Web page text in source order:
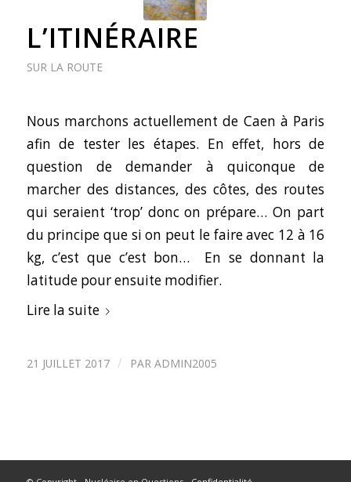
L’ITINÉRAIRE
SUR LA ROUTE
Nous marchons actuellement de Caen à Paris
afin de tester les étapes. En effet, hors de
question de demander à quiconque de
marcher des distances, des côtes, des routes
qui seraient ‘trop’ donc on prépare… On part
du principe que si on peut le faire avec 12 à 16
kg, c’est que c’est bon… En se donnant la
latitude pour ensuite modifier.
Lire la suite
21 JUILLET 2017 / PAR ADMIN2005